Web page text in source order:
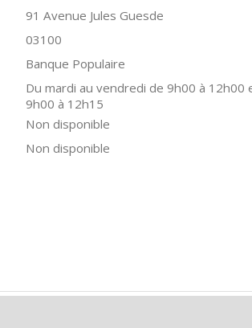
91 Avenue Jules Guesde
03100
Banque Populaire
Du mardi au vendredi de 9h00 à
9h00 à 12h15
Non disponible
Non disponible